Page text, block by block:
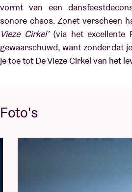
vormt van een
sonore chaos. Zonet verscheen
Vieze Cirkel’(via het excellente
gewaarschuwd, want zonder dat
je toe tot De Vieze Cirkel van het
Foto's